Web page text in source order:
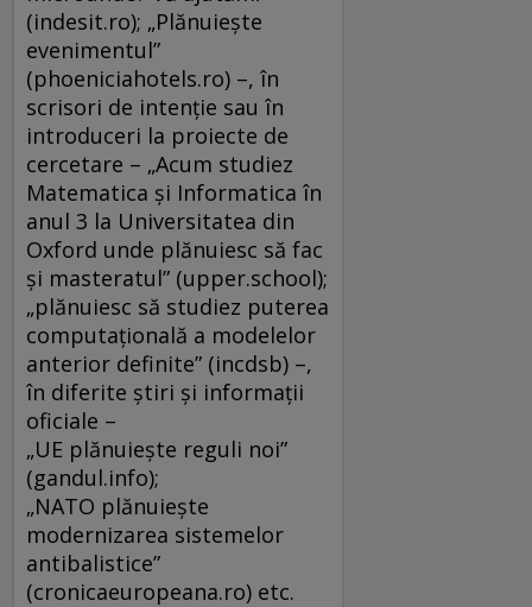
(indesit.ro); „Plănuieşte
evenimentul”
(phoeniciahotels.ro) –, în
scrisori de intenție sau în
introduceri la proiecte de
cercetare – „Acum studiez
Matematica și Informatica în
anul 3 la Universitatea din
Oxford unde plănuiesc să fac
și masteratul” (upper.school);
„plănuiesc să studiez puterea
computațională a modelelor
anterior definite” (incdsb) –,
în diferite știri și informații
oficiale –
„UE plănuieşte reguli noi”
(gandul.info);
„NATO plănuiește
modernizarea sistemelor
antibalistice”
(cronicaeuropeana.ro) etc.